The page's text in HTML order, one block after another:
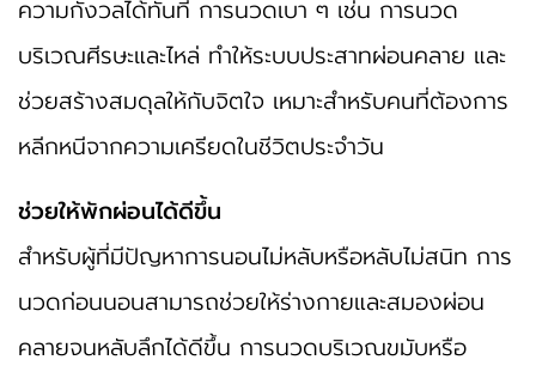
ความกังวลได้ทันที การนวดเบา ๆ เช่น การนวด
บริเวณศีรษะและไหล่ ทำให้ระบบประสาทผ่อนคลาย และ
ช่วยสร้างสมดุลให้กับจิตใจ เหมาะสำหรับคนที่ต้องการ
หลีกหนีจากความเครียดในชีวิตประจำวัน
ช่วยให้พักผ่อนได้ดีขึ้น
สำหรับผู้ที่มีปัญหาการนอนไม่หลับหรือหลับไม่สนิท การ
นวดก่อนนอนสามารถช่วยให้ร่างกายและสมองผ่อน
คลายจนหลับลึกได้ดีขึ้น การนวดบริเวณขมับหรือ